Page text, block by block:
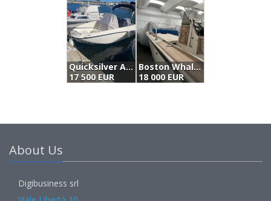
Quicksilver Activ 535 Open Activ (2011)
17 500 EUR
Boston Whaler Outrage 18 (1984)
18 000 EUR
About Us
Digibusiness srl